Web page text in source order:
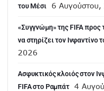
του Μέσι
6
«Συγγνώμη» της FIFA προς
να στηρίζει τον Ινφαντίνο
2026
Ασφυκτικός κλοιός στον
FIFA στο Ραμπάτ
4